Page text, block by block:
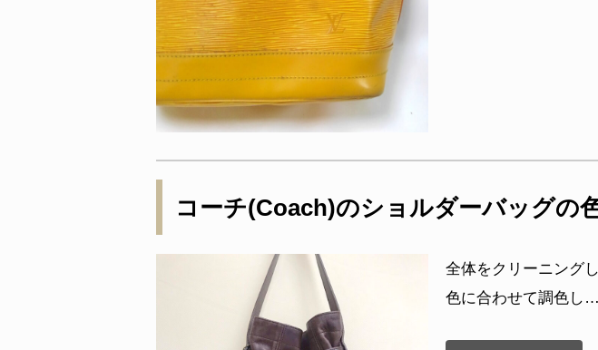
コーチ(Coach)のショルダーバッグの
全体をクリーニング
色に合わせて調色し…